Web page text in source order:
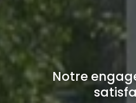
Notre